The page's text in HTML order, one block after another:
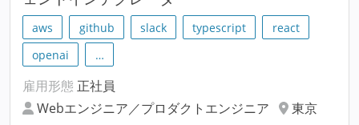
aws github slack typescript
react
openai
…
雇用形態 正社員
Webエンジニア／プロダクトエンジニア
東京